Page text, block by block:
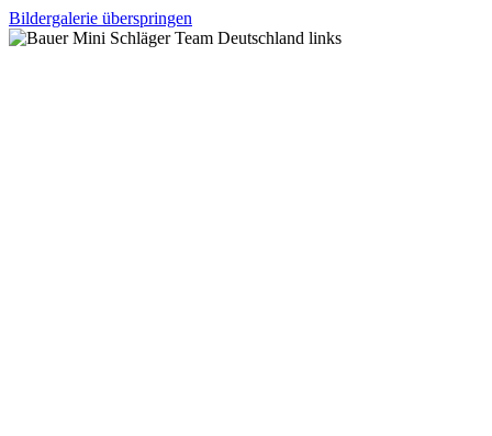
Bildergalerie überspringen